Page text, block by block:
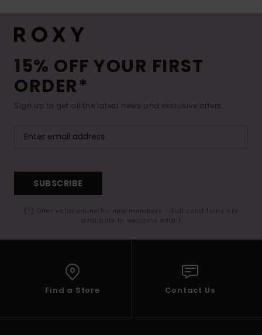
15% OFF YOUR FIRST
ORDER*
Sign up to get all the latest news and exclusive offers.
SUBSCRIBE
(*) Offer valid online for new members - Full conditions are
available in welcome email
Find a Store Contact Us